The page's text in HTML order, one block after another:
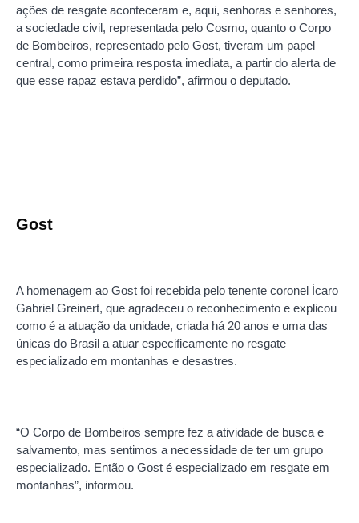
ações de resgate aconteceram e, aqui, senhoras e senhores,
a sociedade civil, representada pelo Cosmo, quanto o Corpo
de Bombeiros, representado pelo Gost, tiveram um papel
central, como primeira resposta imediata, a partir do alerta de
que esse rapaz estava perdido”, afirmou o deputado.
Gost
A homenagem ao Gost foi recebida pelo tenente coronel Ícaro
Gabriel Greinert, que agradeceu o reconhecimento e explicou
como é a atuação da unidade, criada há 20 anos e uma das
únicas do Brasil a atuar especificamente no resgate
especializado em montanhas e desastres.
“O Corpo de Bombeiros sempre fez a atividade de busca e
salvamento, mas sentimos a necessidade de ter um grupo
especializado. Então o Gost é especializado em resgate em
montanhas”, informou.